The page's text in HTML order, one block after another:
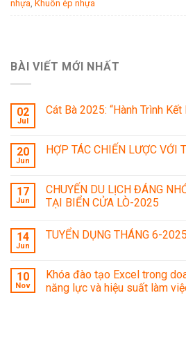
nhựa Khuôn ép nhựa
BÀI VIẾT MỚI NHẤT
02
Jul
Cát Bà 2025: “Hành Trình
20
Jun
HỢP TÁC CHIẾN LƯỢC VỚI
17
Jun
CHUYẾN DU LỊCH ĐÁNG
TẠI BIỂN CỬA LÒ-2025
14
Jun
TUYỂN DỤNG THÁNG 6-2025
10
Nov
Khóa đào tạo Excel trong
năng lực và hiệu suất làm